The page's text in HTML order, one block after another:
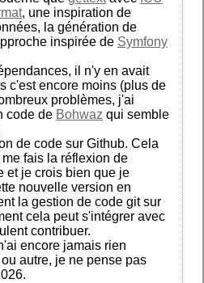
, une inspiration de
la génération de
inspirée de Symfony
il n'y en avait
c'est encore moins (plus de
problèmes, j'ai
code de Bohwaz qui semble
de code sur Github. Cela
fais la réflexion de
et je crois bien que je
nouvelle version en
la gestion de code git sur
cela peut s'intégrer avec
contribuer.
encore jamais rien
autre, je ne pense pas